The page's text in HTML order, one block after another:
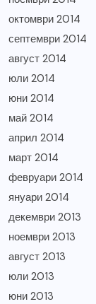
октомври 2014
септември 2014
август 2014
юли 2014
юни 2014
май 2014
април 2014
март 2014
февруари 2014
януари 2014
декември 2013
ноември 2013
август 2013
юли 2013
юни 2013